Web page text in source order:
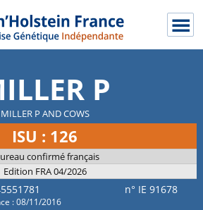
P
MILLER P AND COWS
ISU : 126
confirmé français
Edition FRA 04/2026
n° IE 91678
: 08/11/2016